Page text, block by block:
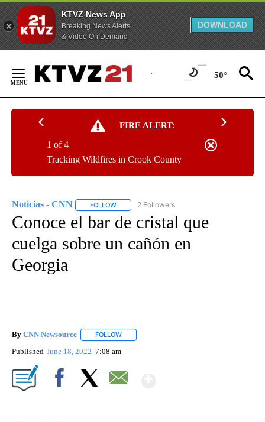
KTVZ News App
Breaking News Alerts
& Video On Demand
DOWNLOAD
Content
50°
FIRE ALERT:
Tracking Wildfires in Crook County
1 of 4
Noticias - CNN FOLLOW FOLLOW "NOTICIAS - CNN" TO RECEIVE
2 Followers
Conoce el bar de cristal que
cuelga sobre un cañón en
Georgia
By CNN Newsource FOLLOW
Published June 18, 2022 7:08 am